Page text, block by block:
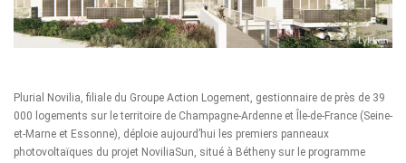
Plurial Novilia, filiale du Groupe Action Logement, gestionnaire de près de 39
000 logements sur le territoire de Champagne-Ardenne et Île-de-France (Seine-
et-Marne et Essonne), déploie aujourd’hui les premiers panneaux
photovoltaïques du projet NoviliaSun, situé à Bétheny sur le programme